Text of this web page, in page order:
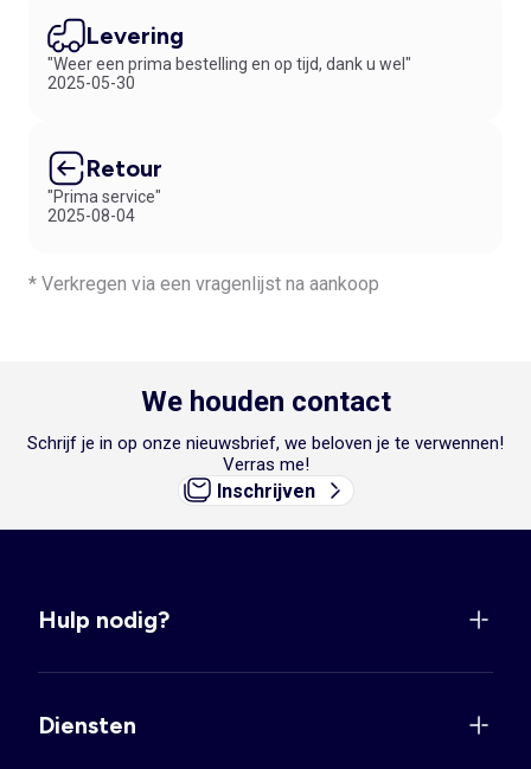
Levering
"Weer een prima bestelling en op tijd, dank u wel"
2025-05-30
Retour
"Prima service"
2025-08-04
* Verkregen via een vragenlijst na aankoop
We houden contact
Schrijf je in op onze nieuwsbrief, we beloven je te verwennen!
Verras me!
Inschrijven
Hulp nodig?
Diensten